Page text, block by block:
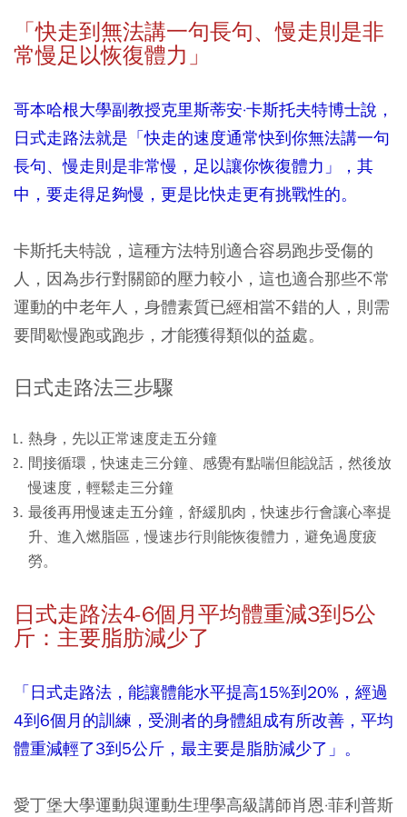
「快走到無法講一句長句、慢走則是非
常慢足以恢復體力」
哥本哈根大學副教授克里斯蒂安·卡斯托夫特博士說，
日式走路法就是「快走的速度通常快到你無法講一句
長句、慢走則是非常慢，足以讓你恢復體力」，其
中，要走得足夠慢，更是比快走更有挑戰性的。
卡斯托夫特說，這種方法特別適合容易跑步受傷的
人，因為步行對關節的壓力較小，這也適合那些不常
運動的中老年人，身體素質已經相當不錯的人，則需
要間歇慢跑或跑步，才能獲得類似的益處。
日式走路法三步驟
熱身，先以正常速度走五分鐘
間接循環，快速走三分鐘、感覺有點喘但能說話，然後放
慢速度，輕鬆走三分鐘
最後再用慢速走五分鐘，舒緩肌肉，快速步行會讓心率提
升、進入燃脂區，慢速步行則能恢復體力，避免過度疲
勞。
日式走路法4-6個月平均體重減3到5公
斤：主要脂肪減少了
「日式走路法，能讓體能水平提高15%到20%，經過
4到6個月的訓練，受測者的身體組成有所改善，平均
體重減輕了3到5公斤，最主要是脂肪減少了」。
愛丁堡大學運動與運動生理學高級講師肖恩·菲利普斯